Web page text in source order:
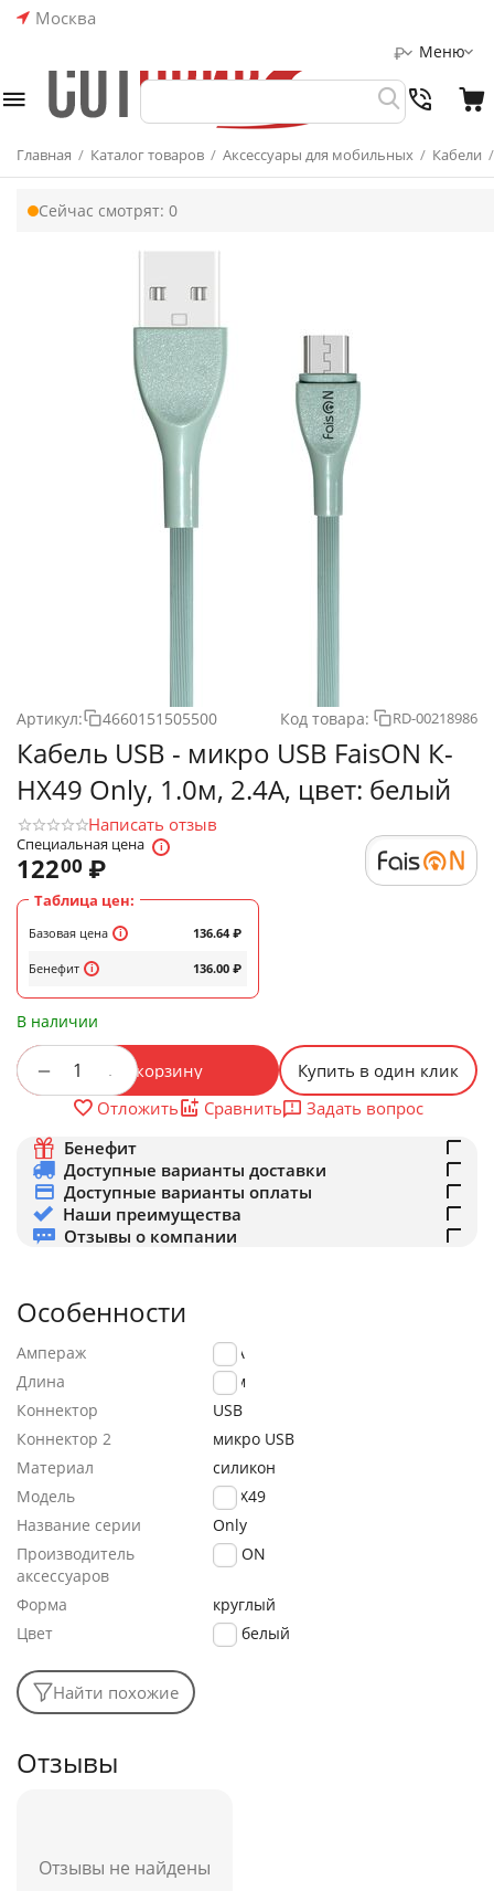
Москва
Меню
₽
Главная / Каталог товаров / Аксессуары для мобильных / Кабели /
Сейчас смотрят: 0
Артикул: 4660151505500 Код товара: RD-00218986
Кабель USB - микро USB FaisON К-
HX49 Only, 1.0м, 2.4A, цвет: белый
Написать отзыв
Специальная цена
12200 ₽
Таблица цен:
Базовая цена
Бенефит
136.64₽
136.00 ₽
В наличии
+
− В корзину
Купить в один клик
Отложить
Сравнить
Задать вопрос
Бенефит
Доступные варианты доставки
Доступные варианты оплаты
Наши преимущества
Отзывы о компании
Особенности
Ампераж
2.4A
Длина
1.0м
Коннектор
USB
Коннектор 2
микро USB
Материал
силикон
Модель
К-HX49
Название серии
Only
Производитель
аксессуаров
FaisON
Форма
круглый
Цвет
белый
Найти похожие
Отзывы
Отзывы не найдены